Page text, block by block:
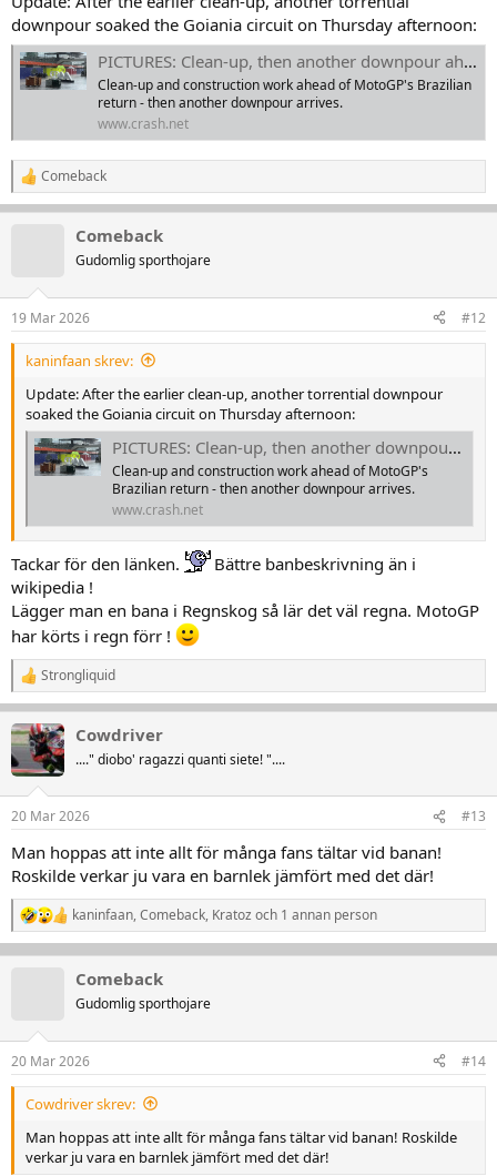
downpour soaked the Goiania circuit on Thursday afternoon:
PICTURES: Clean-up, then another downpour ahead of Brazilian MotoGP
Clean-up and construction work ahead of MotoGP's Brazilian
return - then another downpour arrives.
www.crash.net
R
e
e
r
Comeback
Comeback
Gudomlig sporthojare
19 Mar 2026 #12
kaninfaan skrev:
Update: After the earlier clean-up, another torrential downpour
soaked the Goiania circuit on Thursday afternoon:
PICTURES: Clean-up, then another downpour ahead of Brazilian MotoGP
Clean-up and construction work ahead of MotoGP's
Brazilian return - then another downpour arrives.
www.crash.net
Tackar för den länken.
Bättre banbeskrivning än i
wikipedia !
Lägger man en bana i Regnskog så lär det väl regna. MotoGP
har körts i regn förr !
R
e
a
k
t
i
e
:
Strongliquid
Cowdriver
...." diobo' ragazzi quanti siete! "....
20 Mar 2026 #13
Man hoppas att inte allt för många fans tältar vid banan!
Roskilde verkar ju vara en barnlek jämfört med det där!
R
e
a
n
e
r
kaninfaan,Comeback, Kratoz och 1 annan person
Comeback
Gudomlig sporthojare
20 Mar 2026 #14
Cowdriver skrev:
Man hoppas att inte allt för många fans tältar vid banan! Roskilde
verkar ju vara en barnlek jämfört med det där!